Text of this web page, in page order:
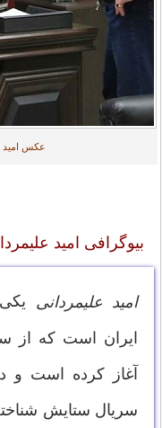
عکس امید
بیوگرافی امید
امید علیمردانی
سریال ستایش